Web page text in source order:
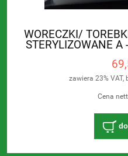
WORECZKI/
STERYLIZOWANE
zawiera 23%
Cena